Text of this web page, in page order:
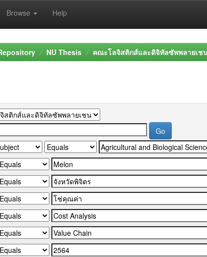
Browse Help
NU Thesis คณะโลจิสติกส์และดิจิทัลซัพพลายเช